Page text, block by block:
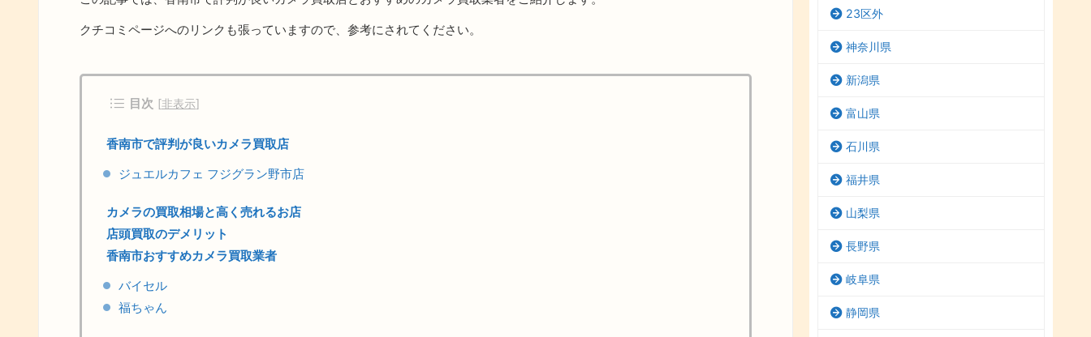
クチコミページへのリンクも張っていますので、参考にされてください。
目次 [非表示]
香南市で評判が良いカメラ買取店
ジュエルカフェ フジグラン野市店
カメラの買取相場と高く売れるお店
店頭買取のデメリット
香南市おすすめカメラ買取業者
バイセル
福ちゃん
23区外
神奈川県
新潟県
富山県
石川県
福井県
山梨県
長野県
岐阜県
静岡県